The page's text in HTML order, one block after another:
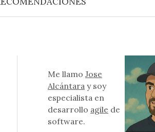
Me llamoJose
Alcántara y soy
especialista en
desarrollo agile de
software.